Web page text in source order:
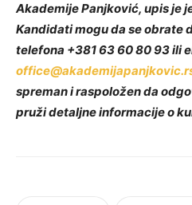
Akademije Panjković, upis je
Kandidati mogu da se obrate
telefona +381 63 60 80 93 ili
spreman i raspoložen da
pruži detaljne informacije o